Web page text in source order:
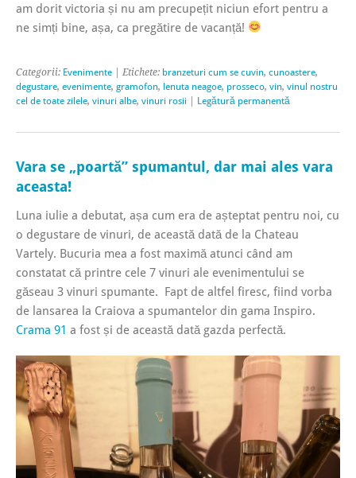
am dorit victoria și nu am precupețit niciun efort pentru a
ne simți bine, așa, ca pregătire de vacanță!
Categorii: Evenimente | Etichete: branzeturi cum se cuvin, cunoastere,
degustare, evenimente, gramofon, lenuta neagoe, prosseco, vin, vinul nostru
cel de toate zilele, vinuri albe, vinuri rosii Legătură permanentă
Vara se „poartă” spumantul, dar mai ales vara
aceasta!
Luna iulie a debutat, așa cum era de așteptat pentru noi, cu
o degustare de vinuri, de această dată de la Chateau
Vartely. Bucuria mea a fost maximă atunci când am
constatat că printre cele 7 vinuri ale evenimentului se
găseau 3 vinuri spumante. Fapt de altfel firesc, fiind vorba
de lansarea la Craiova a spumantelor din gama Inspiro.
Crama 91 a fost și de această dată gazda perfectă.